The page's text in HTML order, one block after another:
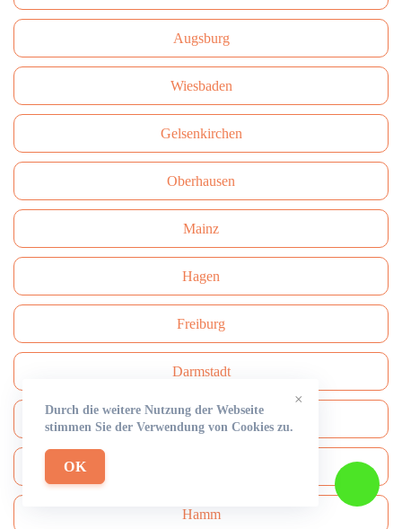
Augsburg
Wiesbaden
Gelsenkirchen
Oberhausen
Mainz
Hagen
Freiburg
Darmstadt
Сhemnitz
Hamm
×
Durch die weitere Nutzung der Webseite
stimmen Sie der Verwendung von Cookies zu.
OK